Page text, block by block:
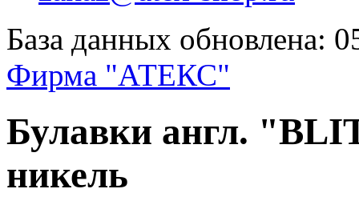
База данных обновлена:
Фирма "АТЕКС"
Булавки англ.
никель